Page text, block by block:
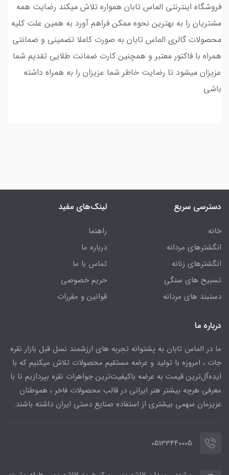
فروشگاه اینترنتی الماس تابان همواره تلاش میکند رضایت همه
مشتریان را به بهترین نحوه ممکن فراهم آورد به همین علت کلیه
محصولات گالری الماس تابان به صورت کاملا تضمینی و ضمانتی
همراه با فاکتور معتبر و همچنین کارت ضمانت طلایی تقدیم شما
عزیزان میشود تا رضایت خاطر شما عزیزان را به همراه داشته
باشی
دسترسی سریع
خانه
انگشترهای مردانه
انگشترهای زنانه
تسبیح های سنگی
دستبند های مردانه
لینک‌های مفید
راهنما
درباره ما
تماس با ما
حریم خصوصی
قوانین و مقررات
درباره ما
ما در الماس تابان به پشتوانه تجربه های ارزشمند نسل قبل بازار نقره
جات ، امروزه با تولید و عرضه مستقیم محصولات تلاش میکنیم که با
ایده‌آل‌ترین قیمت به عرضه باکیفیت‌ترین جواهرات نقره بپردازیم تا با
معرفی هرچه بیشتر هنر ایرانی در قالب محصولات فاخر ، هموطنان
عزیزمان سهمی بیشتری از استفاده صنایع دستی ایران داشته باشند.
05133440005